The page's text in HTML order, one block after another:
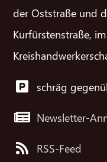
der Oststraße und
Kurfürstenstraße,
schräg
Newsletter-
RSS-Feed